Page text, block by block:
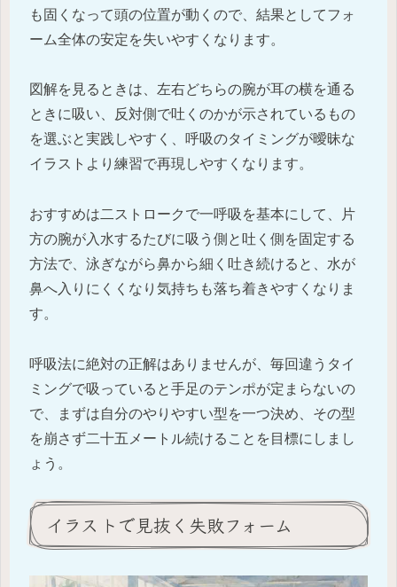
も固くなって頭の位置が動くので、結果としてフォ
ーム全体の安定を失いやすくなります。
図解を見るときは、左右どちらの腕が耳の横を通る
ときに吸い、反対側で吐くのかが示されているもの
を選ぶと実践しやすく、呼吸のタイミングが曖昧な
イラストより練習で再現しやすくなります。
おすすめは二ストロークで一呼吸を基本にして、片
方の腕が入水するたびに吸う側と吐く側を固定する
方法で、泳ぎながら鼻から細く吐き続けると、水が
鼻へ入りにくくなり気持ちも落ち着きやすくなりま
す。
呼吸法に絶対の正解はありませんが、毎回違うタイ
ミングで吸っていると手足のテンポが定まらないの
で、まずは自分のやりやすい型を一つ決め、その型
を崩さず二十五メートル続けることを目標にしまし
ょう。
イラストで見抜く失敗フォーム